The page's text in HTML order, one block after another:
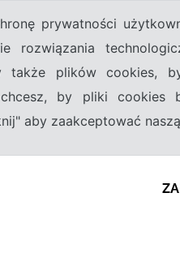
prywatności
rozwiązania
także plików cookies,
by pliki cookies
aby zaakceptować